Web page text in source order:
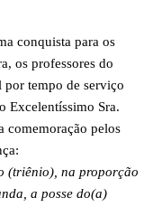
conquista para os
os professores do
tempo de serviço
Excelentíssimo Sra.
comemoração pelos
(triênio), na proporção
a posse do(a)